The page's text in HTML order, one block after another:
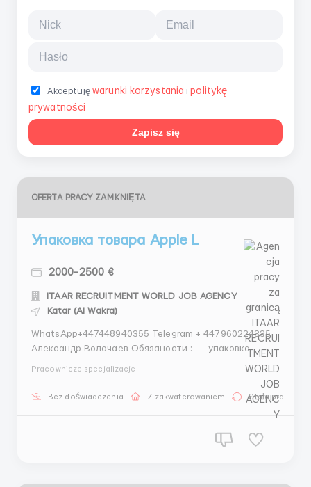
Akceptujęwarunki korzystania ipolitykę
prywatności
Zapisz się
OFERTA PRACY ZAMKNIĘTA
Упаковка товара Apple L
2000-2500 €
ITAAR RECRUITMENT WORLD JOB AGENCY
Katar (Al Wakra)
WhatsApp+447448940355 Telegram + 447960224335
Александр Волочаев Обязаности : - упаковка
продукции - стикеровка продукции -проверка на
семейные пары . возраст от 19 до 58 лет -ответ...
Pracownicze specjalizacje
Bez doświadczenia Z zakwaterowaniem Stała praca